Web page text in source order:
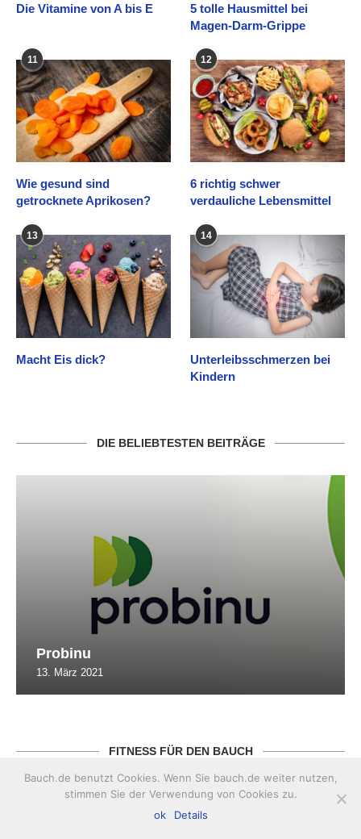
Die Vitamine von A bis E
5 tolle Hausmittel bei
Magen-Darm-Grippe
11
Wie gesund sind
getrocknete Aprikosen?
12
6 richtig schwer
verdauliche Lebensmittel
13
Macht Eis dick?
14
Unterleibsschmerzen bei
Kindern
DIE BELIEBTESTEN BEITRÄGE
Probinu
13. März 2021
FITNESS FÜR DEN BAUCH
Bauch.de benutzt Cookies. Wenn Sie bauch.de weiter nutzen,
stimmen Sie der Verwendung von Cookies zu.
ok
Details